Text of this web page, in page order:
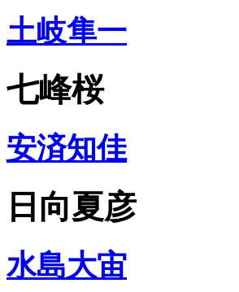
土岐隼一
七峰桜
安済知佳
日向夏彦
水島大宙